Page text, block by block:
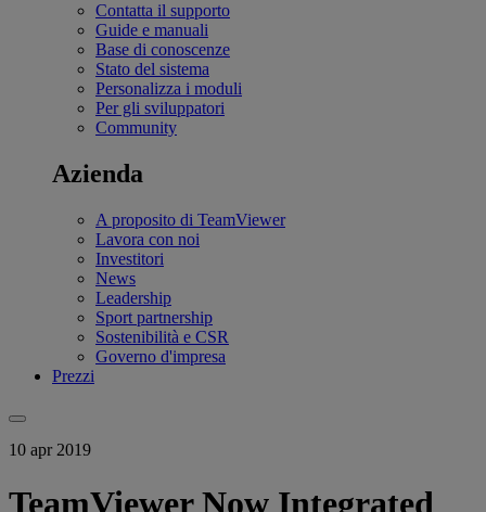
Contatta il supporto
Guide e manuali
Base di conoscenze
Stato del sistema
Personalizza i moduli
Per gli sviluppatori
Community
Azienda
A proposito di TeamViewer
Lavora con noi
Investitori
News
Leadership
Sport partnership
Sostenibilità e CSR
Governo d'impresa
Prezzi
10 apr 2019
TeamViewer Now Integrated